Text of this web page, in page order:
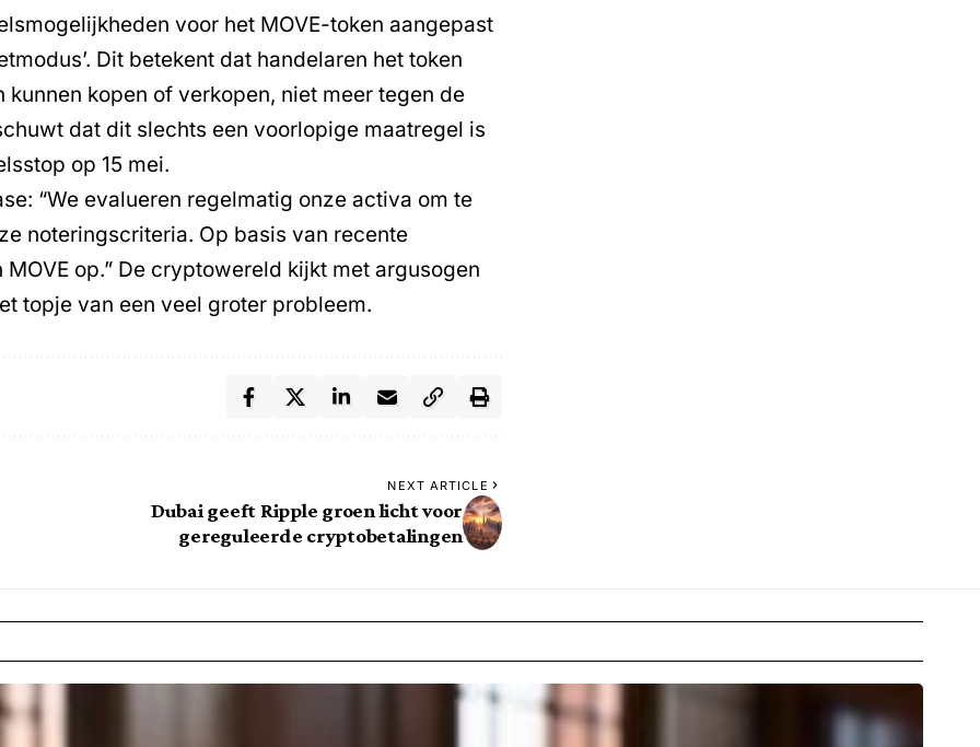
voor het MOVE-token aangepast
Dit betekent dat handelaren het token
kopen of verkopen, niet meer tegen de
dat dit slechts een voorlopige maatregel is
op 15 mei.
“We evalueren regelmatig onze activa om te
noteringscriteria. Op basis van recente
op.” De cryptowereld kijkt met argusogen
topje van een veel groter probleem.
NEXT ARTICLE
Dubai geeft Ripple groen licht voor
gereguleerde cryptobetalingen